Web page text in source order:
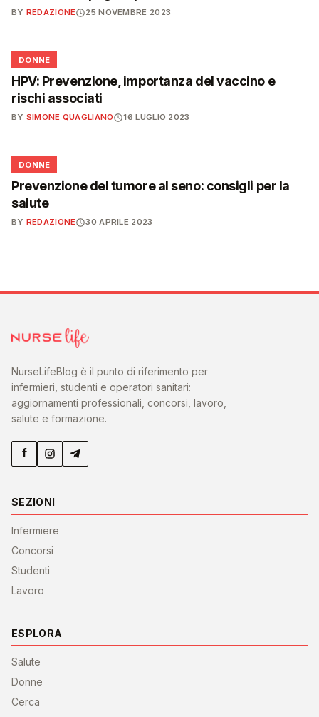
BY REDAZIONE 25 NOVEMBRE 2023
🌸
DONNE
HPV: Prevenzione, importanza del vaccino e
rischi associati
BY SIMONE QUAGLIANO 16 LUGLIO 2023
🌸
DONNE
Prevenzione del tumore al seno: consigli per la
salute
BY REDAZIONE 30 APRILE 2023
NurseLifeBlog è il punto di riferimento per
infermieri, studenti e operatori sanitari:
aggiornamenti professionali, concorsi, lavoro,
salute e formazione.
SEZIONI
Infermiere
Concorsi
Studenti
Lavoro
ESPLORA
Salute
Donne
Cerca